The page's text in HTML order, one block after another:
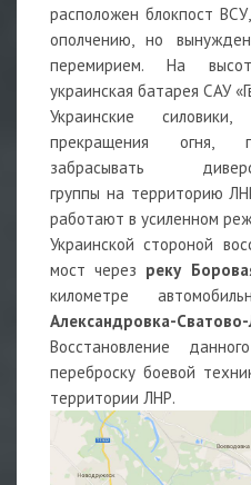
расположен блокпост
ополчению, но
перемирием. На
украинская батарея САУ
Украинские
прекращения огня,
забрасывать
группы на территорию
работают в усиленном
Украинской стороной
мост через реку
километре
Александровка-Сватово-
Восстановление
переброску боевой
территории ЛНР.